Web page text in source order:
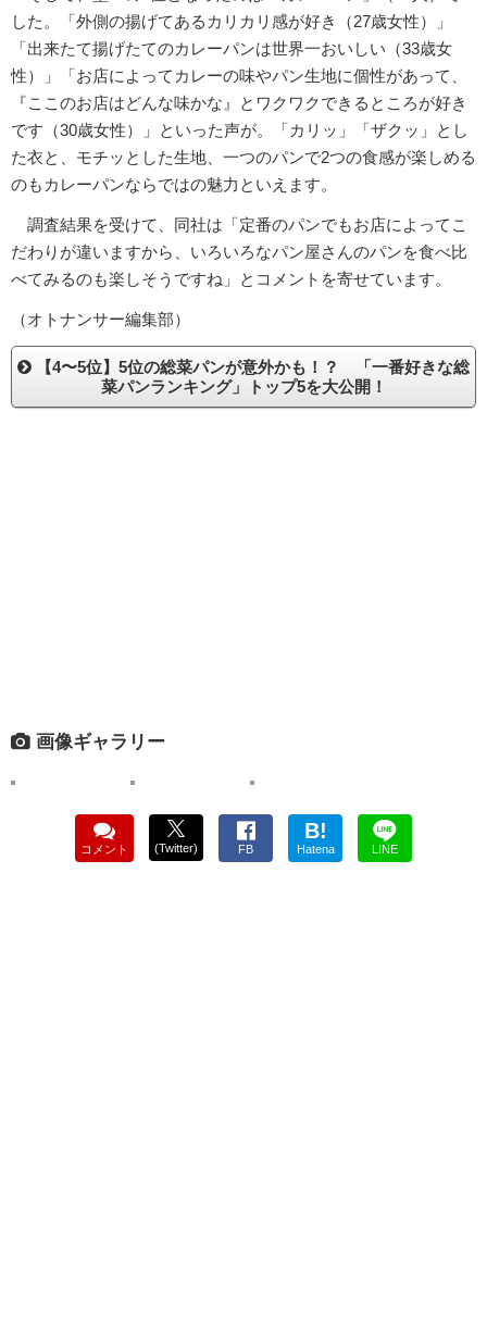
した。「外側の揚げてあるカリカリ感が好き（27歳女性）」
「出来たて揚げたてのカレーパンは世界一おいしい（33歳女
性）」「お店によってカレーの味やパン生地に個性があって、
『ここのお店はどんな味かな』とワクワクできるところが好き
です（30歳女性）」といった声が。「カリッ」「ザクッ」とし
た衣と、モチッとした生地、一つのパンで2つの食感が楽しめる
のもカレーパンならではの魅力といえます。
調査結果を受けて、同社は「定番のパンでもお店によってこ
だわりが違いますから、いろいろなパン屋さんのパンを食べ比
べてみるのも楽しそうですね」とコメントを寄せています。
（オトナンサー編集部）
【4〜5位】5位の総菜パンが意外かも！？ 「一番好きな総
菜パンランキング」トップ5を大公開！
画像ギャラリー
コメント (Twitter) FB
B!
Hatena LINE